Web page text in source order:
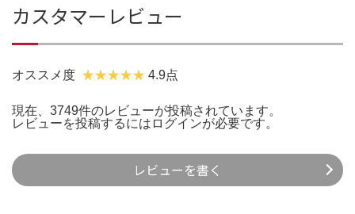
カスタマーレビュー
オススメ度 4.9点
現在、3749件のレビューが投稿されています。
レビューを投稿するには ログインが必要です。
レビューを書く